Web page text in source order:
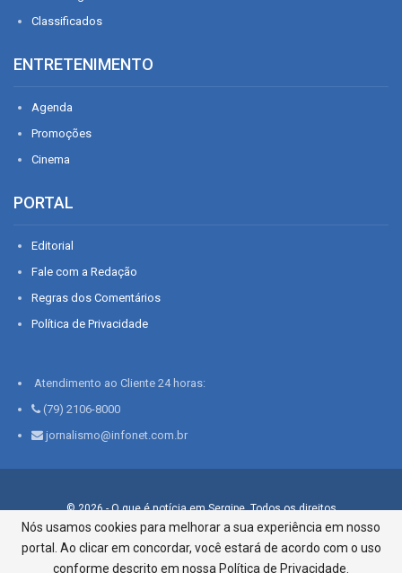
Classificados
ENTRETENIMENTO
Agenda
Promoções
Cinema
PORTAL
Editorial
Fale com a Redação
Regras dos Comentários
Política de Privacidade
Atendimento ao Cliente 24 horas:
(79) 2106-8000
jornalismo@infonet.com.br
© 2026 - O que é notícia em Sergipe. Todos os direitos
reservados.
Infonet - Rua Monsenhor Silveira 276, Bairro São José |
Aracaju-SE, CEP 49015-030, Fone: 79.2106.8000 - CI Centro de
Nós usamos cookies para melhorar a sua experiência em nosso
portal. Ao clicar em concordar, você estará de acordo com o uso
conforme descrito em nossa Política de Privacidade.